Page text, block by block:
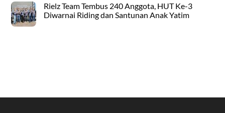
Rielz Team Tembus 240 Anggota, HUT Ke-3
Diwarnai Riding dan Santunan Anak Yatim